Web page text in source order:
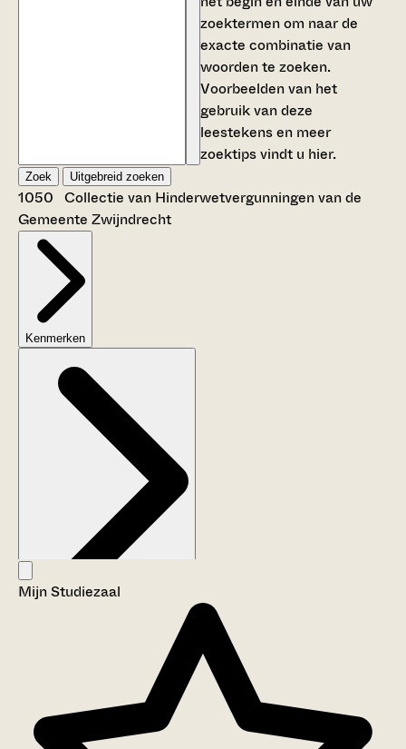
zoektermen om naar de
exacte combinatie van
woorden te zoeken.
Voorbeelden van het
gebruik van deze
leestekens en meer
zoektips vindt u hier.
Zoek Uitgebreid zoeken
1050 Collectie van Hinderwetvergunningen van de
Gemeente Zwijndrecht
Kenmerken
Aanwijzingen voor de gebruiker
Inventaris
Mijn Studiezaal